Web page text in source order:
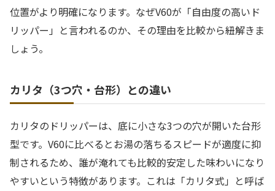
位置がより明確になります。なぜV60が「自由度の高いド
リッパー」と言われるのか、その理由を比較から紐解きま
しょう。
カリタ（3つ穴・台形）との違い
カリタのドリッパーは、底に小さな3つの穴が開いた台形
型です。V60に比べるとお湯の落ちるスピードが適度に抑
制されるため、誰が淹れても比較的安定した味わいになり
やすいという特徴があります。これは「カリタ式」と呼ば